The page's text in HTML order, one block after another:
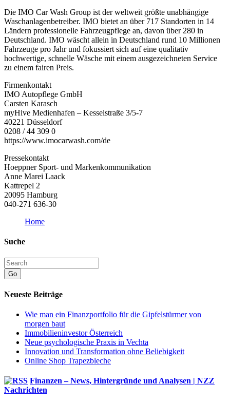
Die IMO Car Wash Group ist der weltweit größte unabhängige
Waschanlagenbetreiber. IMO bietet an über 717 Standorten in 14
Ländern professionelle Fahrzeugpflege an, davon über 280 in
Deutschland. IMO wäscht allein in Deutschland rund 10 Millionen
Fahrzeuge pro Jahr und fokussiert sich auf eine qualitativ
hochwertige, schnelle Wäsche mit einem ausgezeichneten Service
zu einem fairen Preis.
Firmenkontakt
IMO Autopflege GmbH
Carsten Karasch
myHive Medienhafen – Kesselstraße 3/5-7
40221 Düsseldorf
0208 / 44 309 0
https://www.imocarwash.com/de
Pressekontakt
Hoeppner Sport- und Markenkommunikation
Anne Marei Laack
Kattrepel 2
20095 Hamburg
040-271 636-30
Home
Suche
Go
Neueste Beiträge
Wie man ein Finanzportfolio für die Gipfelstürmer von
morgen baut
Immobilieninvestor Österreich
Neue psychologische Praxis in Vechta
Innovation und Transformation ohne Beliebigkeit
Online Shop Trapezbleche
Finanzen – News, Hintergründe und Analysen | NZZ
Nachrichten